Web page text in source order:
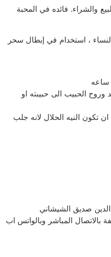
والشراء. فائده في المحبة
، استخدام في إبطال سحر
الحبيب الى حبيبته او
تكون النيه الحلال لانه جلب
صديق الشيشاني
بالاتصال المباشر وبالواتس اب